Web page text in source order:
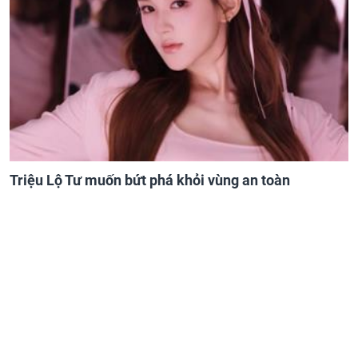
Triệu Lộ Tư muốn bứt phá khỏi vùng an toàn